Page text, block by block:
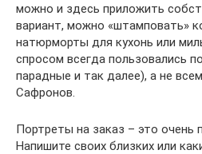
можно и здесь приложить
вариант, можно «штамповать»
натюрморты для кухонь или
спросом всегда пользовались
парадные и так далее), а не
Сафронов.
Портреты на заказ – это очень
Напишите своих близких или